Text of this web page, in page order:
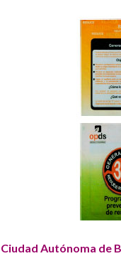
Ciudad Autónoma de